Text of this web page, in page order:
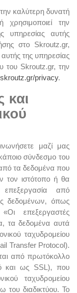
καλύτερη δυνατή
χρησιμοποιεί την
υπηρεσίας αυτής
στο Skroutz.gr,
της υπηρεσίας
του Skroutz.gr, την
privacy.
και
μαζί μας
σύνδεσμο του
τα δεδομένα που
τον ιστότοπο ή θα
από
δεδομένων, όπως
επεξεργαστές
τα δεδομένα αυτά
ταχυδρομείου
Transfer Protocol).
από πρωτόκολλο
και ως SSL), που
ταχυδρομείου
του διαδικτύου. Το